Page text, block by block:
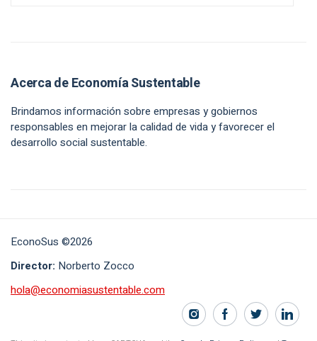
Acerca de Economía Sustentable
Brindamos información sobre empresas y gobiernos
responsables en mejorar la calidad de vida y favorecer el
desarrollo social sustentable.
EconoSus ©2026
Director: Norberto Zocco
hola@economiasustentable.com